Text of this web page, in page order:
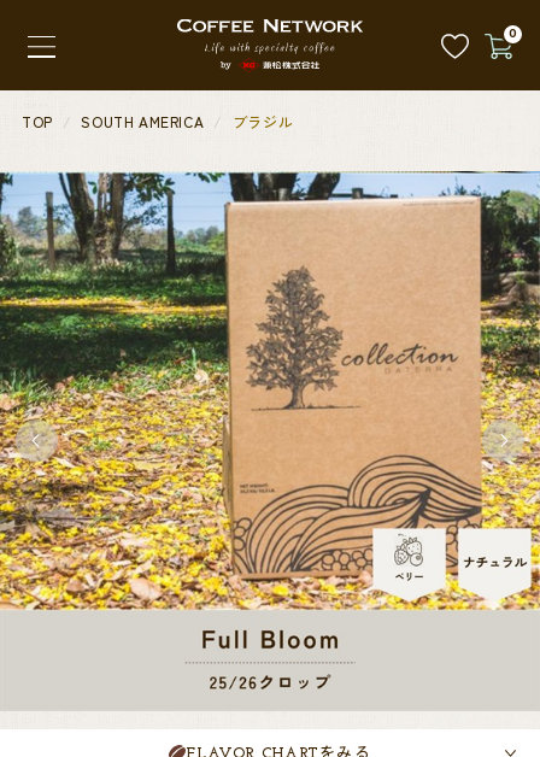
0
TOP SOUTH AMERICA ブラジル
をみる